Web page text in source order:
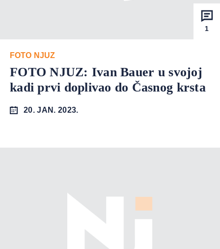
1
FOTO NJUZ
FOTO NJUZ: Ivan Bauer u svojoj
kadi prvi doplivao do Časnog krsta
20. JAN. 2023.